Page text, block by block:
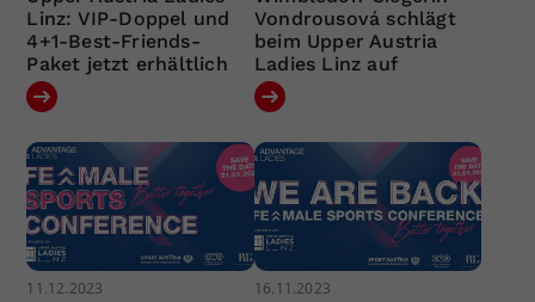
Linz: VIP-Doppel und
4+1-Best-Friends-
Paket jetzt erhältlich
Vondrousová schlägt
beim Upper Austria
Ladies Linz auf
11.12.2023 16.11.2023